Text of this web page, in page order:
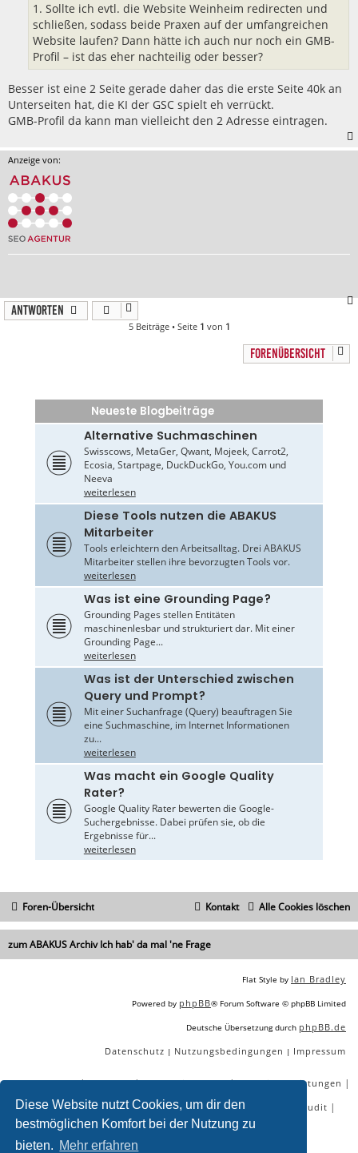
Diese Website nutzt Cookies, um dir den
bestmöglichen Komfort bei der Nutzung zu
bieten. Mehr erfahren
1. Sollte ich evtl. die Website Weinheim redirecten und
schließen, sodass beide Praxen auf der umfangreichen
Website laufen? Dann hätte ich auch nur noch ein GMB-
Profil – ist das eher nachteilig oder besser?
Besser ist eine 2 Seite gerade daher das die erste Seite 40k an
Unterseiten hat, die KI der GSC spielt eh verrückt.
GMB-Profil da kann man vielleicht den 2 Adresse eintragen.
Anzeige von:
Antworten
5 Beiträge • Seite 1 von 1
FORENÜBERSICHT
Neueste Blogbeiträge
Alternative Suchmaschinen
Swisscows, MetaGer, Qwant, Mojeek, Carrot2,
Ecosia, Startpage, DuckDuckGo, You.com und
Neeva
weiterlesen
Diese Tools nutzen die ABAKUS
Mitarbeiter
Tools erleichtern den Arbeitsalltag. Drei ABAKUS
Mitarbeiter stellen ihre bevorzugten Tools vor.
weiterlesen
Was ist eine Grounding Page?
Grounding Pages stellen Entitäten
maschinenlesbar und strukturiert dar. Mit einer
Grounding Page...
weiterlesen
Was ist der Unterschied zwischen
Query und Prompt?
Mit einer Suchanfrage (Query) beauftragen Sie
eine Suchmaschine, im Internet Informationen
zu...
weiterlesen
Was macht ein Google Quality
Rater?
Google Quality Rater bewerten die Google-
Suchergebnisse. Dabei prüfen sie, ob die
Ergebnisse für...
weiterlesen
Foren-Übersicht Alle Cookies löschen
Kontakt
zum ABAKUS Archiv Ich hab' da mal 'ne Frage
Flat Style by Ian Bradley
Powered by phpBB® Forum Software © phpBB Limited
Deutsche Übersetzung durch phpBB.de
Datenschutz | Nutzungsbedingungen | Impressum
SEO Agentur|SEO Blog|SEO Online Tools|SEO Dienstleistungen |
SEO Workshops |SEO Beratung| Backlinks kaufen SEO Audit |
SEO Tools gratis|SEO-Konkurrenzanalyse